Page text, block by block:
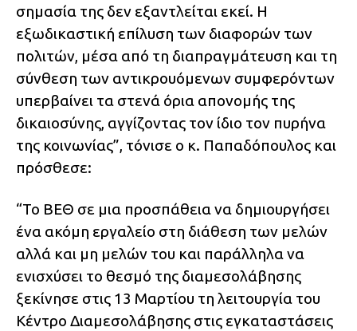
σημασία της δεν εξαντλείται εκεί. Η
εξωδικαστική επίλυση των διαφορών των
πολιτών, μέσα από τη διαπραγμάτευση και τη
σύνθεση των αντικρουόμενων συμφερόντων
υπερβαίνει τα στενά όρια απονομής της
δικαιοσύνης, αγγίζοντας τον ίδιο τον πυρήνα
της κοινωνίας”, τόνισε ο κ. Παπαδόπουλος και
πρόσθεσε:
“Το ΒΕΘ σε μια προσπάθεια να δημιουργήσει
ένα ακόμη εργαλείο στη διάθεση των μελών
αλλά και μη μελών του και παράλληλα να
ενισχύσει το θεσμό της διαμεσολάβησης
ξεκίνησε στις 13 Μαρτίου τη λειτουργία του
Κέντρο Διαμεσολάβησης στις εγκαταστάσεις